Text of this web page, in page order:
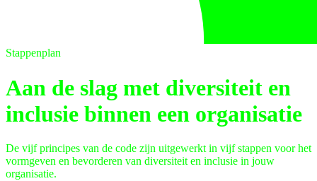
Stappenplan
Aan de slag met diversiteit en
inclusie binnen een organisatie
De vijf principes van de code zijn uitgewerkt in vijf stappen voor het
vormgeven en bevorderen van diversiteit en inclusie in jouw
organisatie.